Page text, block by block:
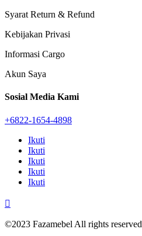
Syarat Return & Refund
Kebijakan Privasi
Informasi Cargo
Akun Saya
Sosial Media Kami
+6822-1654-4898
Ikuti
Ikuti
Ikuti
Ikuti
Ikuti

©2023 Fazamebel All rights reserved